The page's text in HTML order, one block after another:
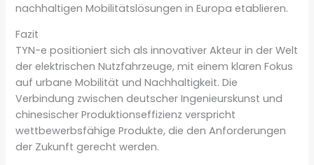
nachhaltigen Mobilitätslösungen in Europa etablieren.
Fazit
TYN-e positioniert sich als innovativer Akteur in der Welt
der elektrischen Nutzfahrzeuge, mit einem klaren Fokus
auf urbane Mobilität und Nachhaltigkeit. Die
Verbindung zwischen deutscher Ingenieurskunst und
chinesischer Produktionseffizienz verspricht
wettbewerbsfähige Produkte, die den Anforderungen
der Zukunft gerecht werden.